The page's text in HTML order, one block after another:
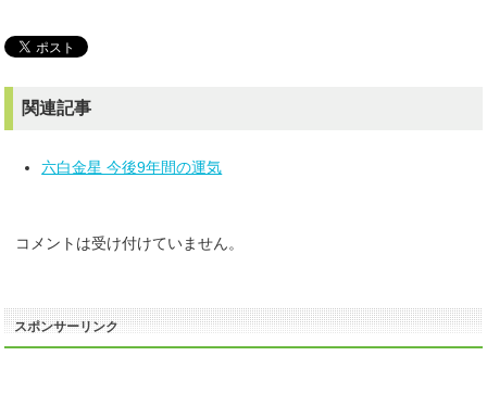
関連記事
六白金星 今後9年間の運気
コメントは受け付けていません。
スポンサーリンク